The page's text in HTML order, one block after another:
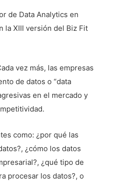
de Data Analytics en
la XIII versión del Biz Fit
vez más, las empresas
de datos o “data
en el mercado y
como: ¿por qué las
¿cómo los datos
¿qué tipo de
procesar los datos?, o